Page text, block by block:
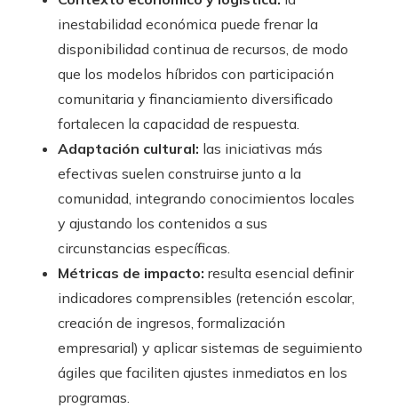
inestabilidad económica puede frenar la
disponibilidad continua de recursos, de modo
que los modelos híbridos con participación
comunitaria y financiamiento diversificado
fortalecen la capacidad de respuesta.
Adaptación cultural: las iniciativas más
efectivas suelen construirse junto a la
comunidad, integrando conocimientos locales
y ajustando los contenidos a sus
circunstancias específicas.
Métricas de impacto: resulta esencial definir
indicadores comprensibles (retención escolar,
creación de ingresos, formalización
empresarial) y aplicar sistemas de seguimiento
ágiles que faciliten ajustes inmediatos en los
programas.